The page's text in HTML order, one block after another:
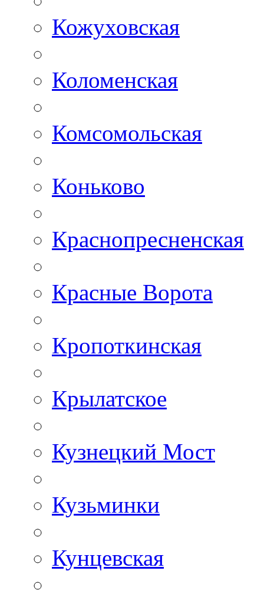
Кожуховская
Коломенская
Комсомольская
Коньково
Краснопресненская
Красные Ворота
Кропоткинская
Крылатское
Кузнецкий Мост
Кузьминки
Кунцевская